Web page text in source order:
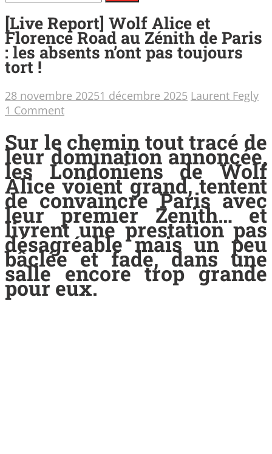
[Live Report] Wolf Alice et
Florence Road au Zénith de Paris
: les absents n’ont pas toujours
tort !
28 novembre 20251 décembre 2025 Laurent Fegly
1 Comment
Sur le chemin tout tracé de
leur domination annoncée,
les Londoniens de Wolf
Alice voient grand, tentent
de convaincre Paris avec
leur premier Zenith… et
livrent une prestation pas
désagréable mais un peu
bâclée et fade, dans une
salle encore trop grande
pour eux.